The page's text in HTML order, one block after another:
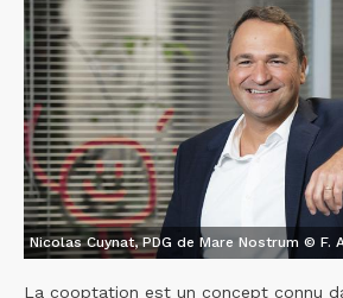
Nicolas Cuynat, PDG de Mare Nostrum © F.
La cooptation est un concept connu